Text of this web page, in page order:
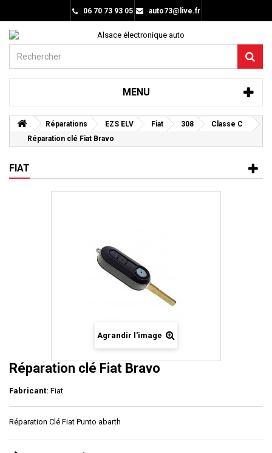
06 70 73 93 05 auto73@live.fr
MENU
Réparations EZS ELV Fiat 308
Classe C
Réparation clé Fiat Bravo
FIAT
Agrandir l'image
Réparation clé Fiat Bravo
Fabricant: Fiat
Réparation Clé Fiat Punto abarth